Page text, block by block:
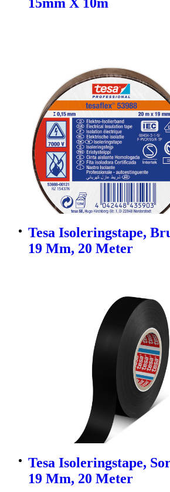
Tesa Isoleringstape,
19 Mm, 20 Meter
Tesa Isoleringstape,
19 Mm, 20 Meter